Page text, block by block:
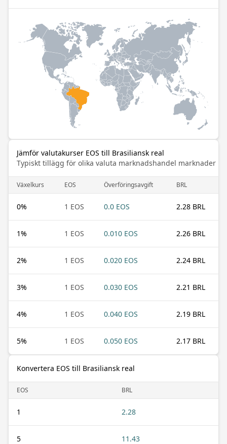
Jämför valutakurser EOS till Brasiliansk real
Typiskt tillägg för olika valuta marknadshandel marknader
Växelkurs EOS Överföringsavgift BRL
0% 1 EOS 0.0 EOS 2.28 BRL
1% 1 EOS 0.010 EOS 2.26 BRL
2% 1 EOS 0.020 EOS 2.24 BRL
3% 1 EOS 0.030 EOS 2.21 BRL
4% 1 EOS 0.040 EOS 2.19 BRL
5% 1 EOS 0.050 EOS 2.17 BRL
Konvertera EOS till Brasiliansk real
EOS BRL
1 2.28
5 11.43